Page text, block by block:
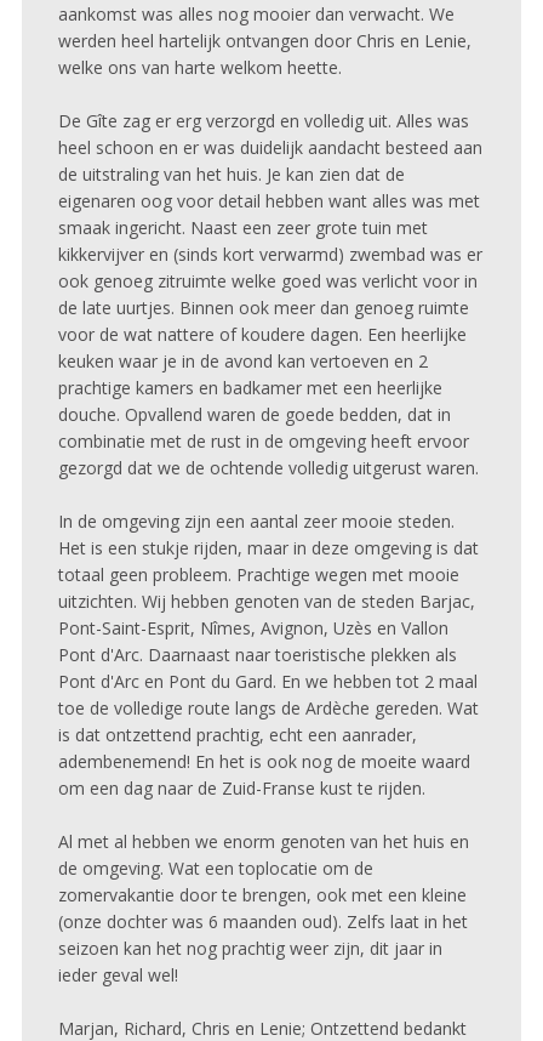
aankomst was alles nog mooier dan verwacht. We
werden heel hartelijk ontvangen door Chris en Lenie,
welke ons van harte welkom heette.
De Gîte zag er erg verzorgd en volledig uit. Alles was
heel schoon en er was duidelijk aandacht besteed aan
de uitstraling van het huis. Je kan zien dat de
eigenaren oog voor detail hebben want alles was met
smaak ingericht. Naast een zeer grote tuin met
kikkervijver en (sinds kort verwarmd) zwembad was er
ook genoeg zitruimte welke goed was verlicht voor in
de late uurtjes. Binnen ook meer dan genoeg ruimte
voor de wat nattere of koudere dagen. Een heerlijke
keuken waar je in de avond kan vertoeven en 2
prachtige kamers en badkamer met een heerlijke
douche. Opvallend waren de goede bedden, dat in
combinatie met de rust in de omgeving heeft ervoor
gezorgd dat we de ochtende volledig uitgerust waren.
In de omgeving zijn een aantal zeer mooie steden.
Het is een stukje rijden, maar in deze omgeving is dat
totaal geen probleem. Prachtige wegen met mooie
uitzichten. Wij hebben genoten van de steden Barjac,
Pont-Saint-Esprit, Nîmes, Avignon, Uzès en Vallon
Pont d'Arc. Daarnaast naar toeristische plekken als
Pont d'Arc en Pont du Gard. En we hebben tot 2 maal
toe de volledige route langs de Ardèche gereden. Wat
is dat ontzettend prachtig, echt een aanrader,
adembenemend! En het is ook nog de moeite waard
om een dag naar de Zuid-Franse kust te rijden.
Al met al hebben we enorm genoten van het huis en
de omgeving. Wat een toplocatie om de
zomervakantie door te brengen, ook met een kleine
(onze dochter was 6 maanden oud). Zelfs laat in het
seizoen kan het nog prachtig weer zijn, dit jaar in
ieder geval wel!
Marjan, Richard, Chris en Lenie; Ontzettend bedankt